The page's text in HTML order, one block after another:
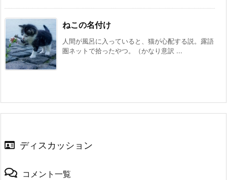
ねこの名付け
人間が風呂に入っていると、猫が心配する説。露語
圏ネットで拾ったやつ。（かなり意訳 ...
ディスカッション
コメント一覧